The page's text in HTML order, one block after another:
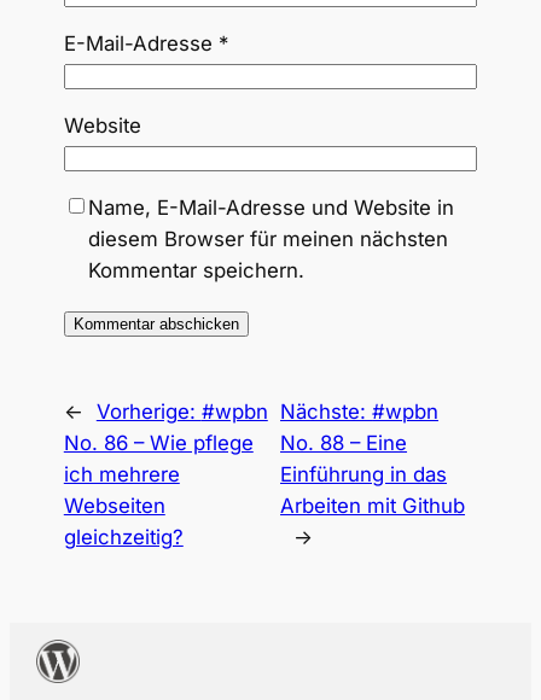
E-Mail-Adresse *
Website
Name, E-Mail-Adresse und Website in
diesem Browser für meinen nächsten
Kommentar speichern.
← Vorherige: #wpbn
No. 86 – Wie pflege
ich mehrere
Webseiten
gleichzeitig?
Nächste:#wpbn
No. 88 – Eine
Einführung in das
Arbeiten mit Github
→